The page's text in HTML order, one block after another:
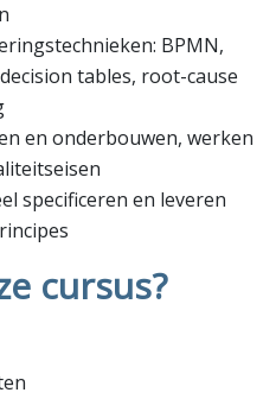
BPMN,
tables, root-cause
en onderbouwen, werken
specificeren en leveren
cursus?